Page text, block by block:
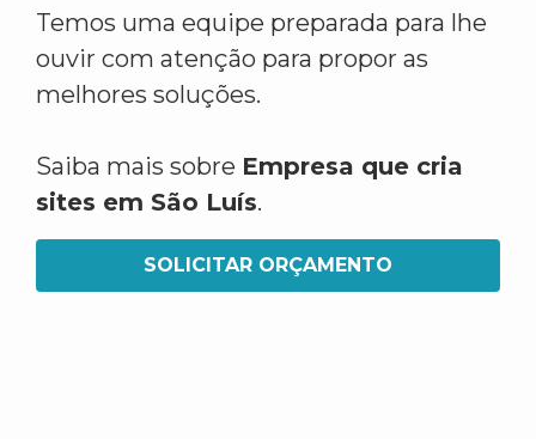
Temos uma equipe preparada para lhe
ouvir com atenção para propor as
melhores soluções.
Saiba mais sobre Empresa que cria
sites em São Luís.
SOLICITAR ORÇAMENTO